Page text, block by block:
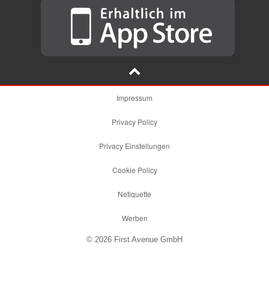
Impressum
Privacy Policy
Privacy Einstellungen
Cookie Policy
Netiquette
Werben
© 2026 First Avenue GmbH